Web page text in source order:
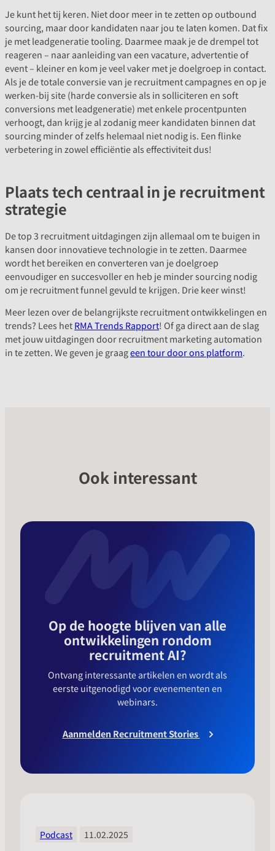
Je kunt het tij keren. Niet door meer in te zetten op outbound
sourcing, maar door kandidaten naar jou te laten komen. Dat fix
je met leadgeneratie tooling. Daarmee maak je de drempel tot
reageren – naar aanleiding van een vacature, advertentie of
event – kleiner en kom je veel vaker met je doelgroep in contact.
Als je de totale conversie van je recruitment campagnes en op je
werken-bij site (harde conversie als in solliciteren en soft
conversions met leadgeneratie) met enkele procentpunten
verhoogt, dan krijg je al zodanig meer kandidaten binnen dat
sourcing minder of zelfs helemaal niet nodig is. Een flinke
verbetering in zowel efficiëntie als effectiviteit dus!
Plaats tech centraal in je recruitment
strategie
De top 3 recruitment uitdagingen zijn allemaal om te buigen in
kansen door innovatieve technologie in te zetten. Daarmee
wordt het bereiken en converteren van je doelgroep
eenvoudiger en succesvoller en heb je minder sourcing nodig
om je recruitment funnel gevuld te krijgen. Drie keer winst!
Meer lezen over de belangrijkste recruitment ontwikkelingen en
trends? Lees hetRMA Trends Rapport! Of ga direct aan de slag
met jouw uitdagingen door recruitment marketing automation
in te zetten. We geven je graageen tour door ons platform.
Ook interessant
Op de hoogte blijven van alle
ontwikkelingen rondom
recruitment AI?
Ontvang interessante artikelen en wordt als
eerste uitgenodigd voor evenementen en
webinars.
Aanmelden Recruitment Stories
Podcast 11.02.2025